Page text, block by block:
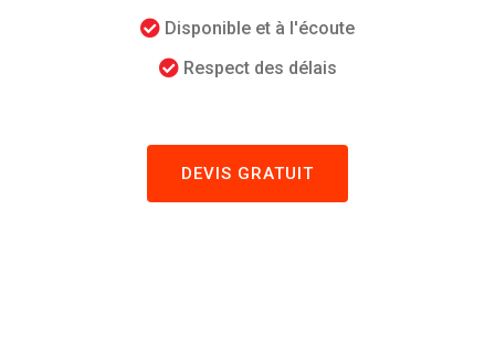
Disponible et à l'écoute
Respect des délais
DEVIS GRATUIT